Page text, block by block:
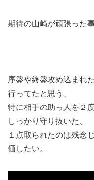
期待の山崎が頑張った
序盤や終盤攻め込まれ
行ってたと思う、
特に相手の助っ人を２
しっかり守り抜いた、
１点取られたのは残念
価したい。